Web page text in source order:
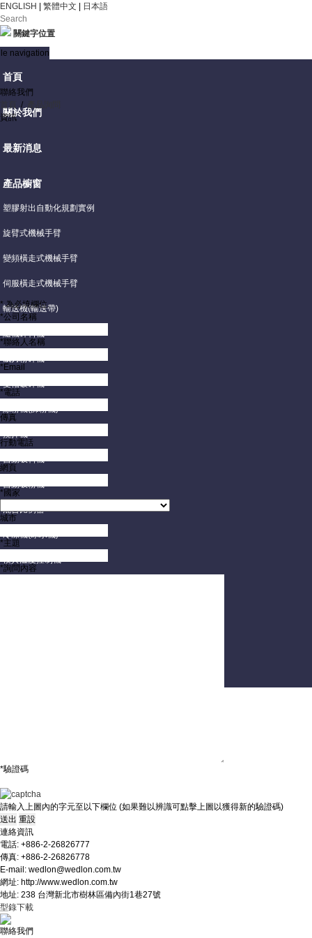
ENGLISH 繁體中文 日本語
關鍵字位置
navigation
首頁
關於我們
最新消息
產品櫥窗
塑膠射出自動化規劃實例
旋臂式機械手臂
變頻橫走式機械手臂
伺服橫走式機械手臂
輸送機(輸送帶)
隨機碎料機
威力粉碎機
雙軸破碎機
除粉機(篩粉機)
攪拌機
自動吸料機
自動吸粉機
混合比例器
冷凍機(冰水機)
模具溫度控制機
聯絡我們
首頁
/
產品詢問
資訊
* 為必填欄位.
*公司名稱
*聯絡人名稱
*Email
*電話
傳真
行動電話
網頁
*國家
城市
*主題
*詢問內容
*驗證碼
請輸入上圖內的字元至以下欄位 (如果難以辨識可點擊上圖以獲得新的驗證碼)
連絡資訊
電話: +886-2-26826777
傳真: +886-2-26826778
E-mail: wedlon@wedlon.com.tw
網址: http://www.wedlon.com.tw
地址: 238 台灣新北市樹林區備內街1巷27號
型錄下載
聯絡我們